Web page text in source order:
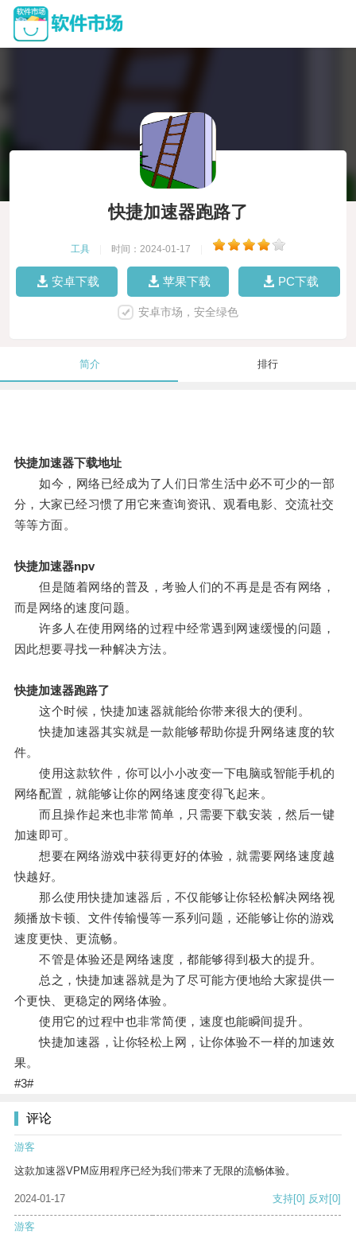
快捷加速器跑路了
工具 时间：2024-01-17
安卓下载 苹果下载 PC下载
安卓市场，安全绿色
简介 排行
快捷加速器下载地址
如今，网络已经成为了人们日常生活中必不可少的一部
分，大家已经习惯了用它来查询资讯、观看电影、交流社交
等等方面。
快捷加速器npv
但是随着网络的普及，考验人们的不再是是否有网络，
而是网络的速度问题。
许多人在使用网络的过程中经常遇到网速缓慢的问题，
因此想要寻找一种解决方法。
快捷加速器跑路了
这个时候，快捷加速器就能给你带来很大的便利。
快捷加速器其实就是一款能够帮助你提升网络速度的软
件。
使用这款软件，你可以小小改变一下电脑或智能手机的
网络配置，就能够让你的网络速度变得飞起来。
而且操作起来也非常简单，只需要下载安装，然后一键
加速即可。
想要在网络游戏中获得更好的体验，就需要网络速度越
快越好。
那么使用快捷加速器后，不仅能够让你轻松解决网络视
频播放卡顿、文件传输慢等一系列问题，还能够让你的游戏
速度更快、更流畅。
不管是体验还是网络速度，都能够得到极大的提升。
总之，快捷加速器就是为了尽可能方便地给大家提供一
个更快、更稳定的网络体验。
使用它的过程中也非常简便，速度也能瞬间提升。
快捷加速器，让你轻松上网，让你体验不一样的加速效
果。
#3#
评论
游客
这款加速器VPM应用程序已经为我们带来了无限的流畅体验。
2024-01-17 支持[0] 反对[0]
游客